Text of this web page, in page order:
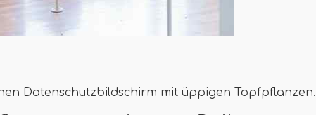
Datenschutzbildschirm mit üppigen Topfpflanzen.